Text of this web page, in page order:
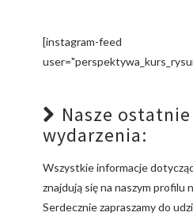
[instagram-feed
Nasze ostatnie
wydarzenia:
Wszystkie informacje
znajdują się na naszym profilu
Serdecznie zapraszamy do